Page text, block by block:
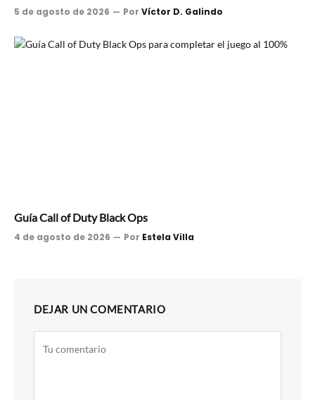
5 de agosto de 2026 Por Víctor D. Galindo
Guía Call of Duty Black Ops
4 de agosto de 2026 Por Estela Villa
DEJAR UN COMENTARIO